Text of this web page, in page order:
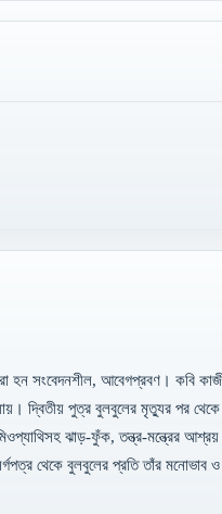
হন সংবেদনশীল, আবেগপ্রবণ। কবি
দ্বিতীয় পুত্র বুলবুলের মৃত্যুর পর
ঝাড়-ফুঁক, তন্ত্র-মন্ত্রের আশ্রয়
থেকে বুলবুলের প্রতি তাঁর মনোভাব ও